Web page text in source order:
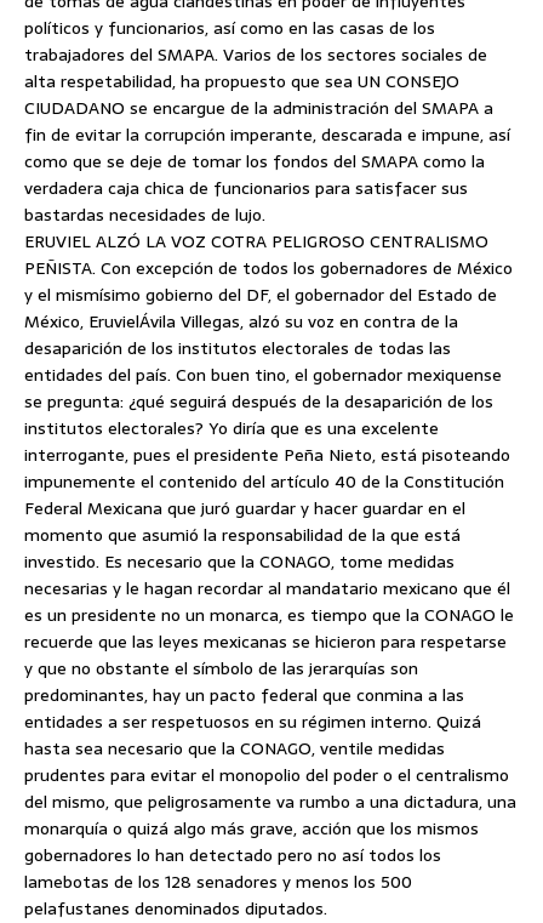
políticos y funcionarios, así como en las casas de los
trabajadores del SMAPA. Varios de los sectores sociales de
alta respetabilidad, ha propuesto que sea UN CONSEJO
CIUDADANO se encargue de la administración del SMAPA a
fin de evitar la corrupción imperante, descarada e impune, así
como que se deje de tomar los fondos del SMAPA como la
verdadera caja chica de funcionarios para satisfacer sus
bastardas necesidades de lujo.
ERUVIEL ALZÓ LA VOZ COTRA PELIGROSO CENTRALISMO
PEÑISTA. Con excepción de todos los gobernadores de México
y el mismísimo gobierno del DF, el gobernador del Estado de
México, EruvielÁvila Villegas, alzó su voz en contra de la
desaparición de los institutos electorales de todas las
entidades del país. Con buen tino, el gobernador mexiquense
se pregunta: ¿qué seguirá después de la desaparición de los
institutos electorales? Yo diría que es una excelente
interrogante, pues el presidente Peña Nieto, está pisoteando
impunemente el contenido del artículo 40 de la Constitución
Federal Mexicana que juró guardar y hacer guardar en el
momento que asumió la responsabilidad de la que está
investido. Es necesario que la CONAGO, tome medidas
necesarias y le hagan recordar al mandatario mexicano que él
es un presidente no un monarca, es tiempo que la CONAGO le
recuerde que las leyes mexicanas se hicieron para respetarse
y que no obstante el símbolo de las jerarquías son
predominantes, hay un pacto federal que conmina a las
entidades a ser respetuosos en su régimen interno. Quizá
hasta sea necesario que la CONAGO, ventile medidas
prudentes para evitar el monopolio del poder o el centralismo
del mismo, que peligrosamente va rumbo a una dictadura, una
monarquía o quizá algo más grave, acción que los mismos
gobernadores lo han detectado pero no así todos los
lamebotas de los 128 senadores y menos los 500
pelafustanes denominados diputados.